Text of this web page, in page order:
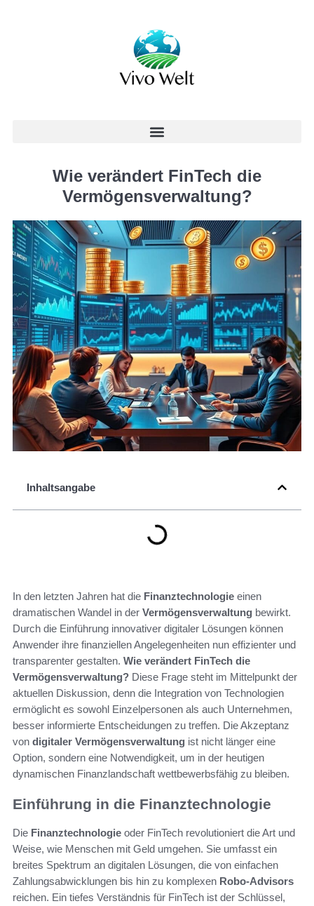
Wie verändert FinTech die
Vermögensverwaltung?
Inhaltsangabe
In den letzten Jahren hat die Finanztechnologie einen
dramatischen Wandel in der Vermögensverwaltung bewirkt.
Durch die Einführung innovativer digitaler Lösungen können
Anwender ihre finanziellen Angelegenheiten nun effizienter und
transparenter gestalten. Wie verändert FinTech die
Vermögensverwaltung? Diese Frage steht im Mittelpunkt der
aktuellen Diskussion, denn die Integration von Technologien
ermöglicht es sowohl Einzelpersonen als auch Unternehmen,
besser informierte Entscheidungen zu treffen. Die Akzeptanz
von digitaler Vermögensverwaltung ist nicht länger eine
Option, sondern eine Notwendigkeit, um in der heutigen
dynamischen Finanzlandschaft wettbewerbsfähig zu bleiben.
Einführung in die Finanztechnologie
Die Finanztechnologie oder FinTech revolutioniert die Art und
Weise, wie Menschen mit Geld umgehen. Sie umfasst ein
breites Spektrum an digitalen Lösungen, die von einfachen
Zahlungsabwicklungen bis hin zu komplexen Robo-Advisors
reichen. Ein tiefes Verständnis für FinTech ist der Schlüssel,